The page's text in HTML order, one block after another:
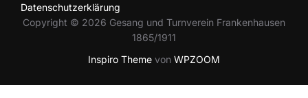
Datenschutzerklärung
Copyright © 2026 Gesang und Turnverein Frankenhausen
1865/1911
Inspiro Theme von WPZOOM